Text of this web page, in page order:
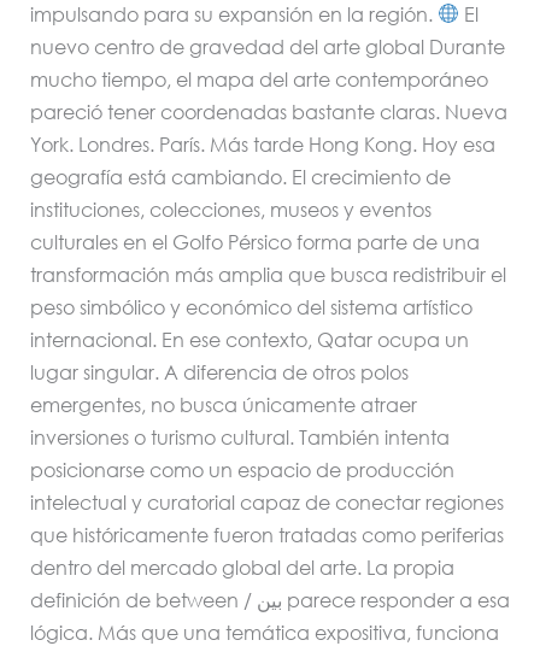
impulsando para su expansión en la región.
El
nuevo centro de gravedad del arte global Durante
mucho tiempo, el mapa del arte contemporáneo
pareció tener coordenadas bastante claras. Nueva
York. Londres. París. Más tarde Hong Kong. Hoy esa
geografía está cambiando. El crecimiento de
instituciones, colecciones, museos y eventos
culturales en el Golfo Pérsico forma parte de una
transformación más amplia que busca redistribuir el
peso simbólico y económico del sistema artístico
internacional. En ese contexto, Qatar ocupa un
lugar singular. A diferencia de otros polos
emergentes, no busca únicamente atraer
inversiones o turismo cultural. También intenta
posicionarse como un espacio de producción
intelectual y curatorial capaz de conectar regiones
que históricamente fueron tratadas como periferias
dentro del mercado global del arte. La propia
definición de between / بين parece responder a esa
lógica. Más que una temática expositiva, funciona